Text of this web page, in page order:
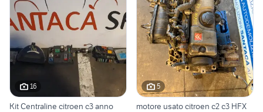
16
Kit Centraline citroen c3 anno
5
motore usato citroen c2 c3 HFX